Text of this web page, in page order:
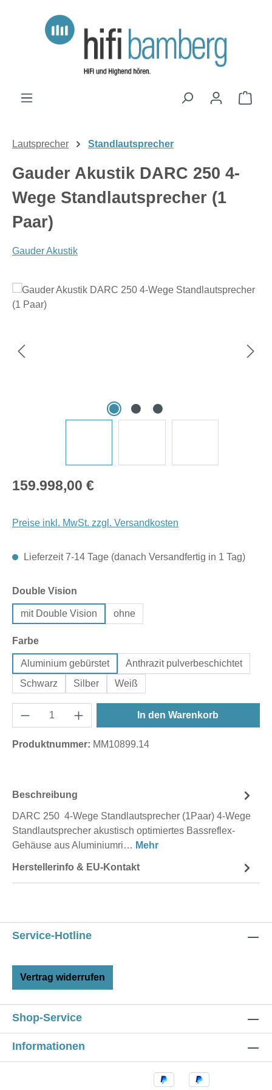
Zum Hauptinhalt springen
Lautsprecher Standlautsprecher
Gauder Akustik DARC 250 4-
Wege Standlautsprecher (1
Paar)
Gauder Akustik
Bildergalerie überspringen
Regulärer Preis:
159.998,00 €
Preise inkl. MwSt. zzgl. Versandkosten
Lieferzeit 7-14 Tage (danach Versandfertig in 1 Tag)
Double Vision
mit Double Vision ohne
Farbeauswählen
Aluminium gebürstet
Anthrazit pulverbeschichtet
Schwarz
Silber Weiß
In den Warenkorb
Produktnummer: MM10899.14
Beschreibung
DARC 250 4-Wege Standlautsprecher (1Paar) 4-Wege
Standlautsprecher akustisch optimiertes Bassreflex-
Gehäuse aus Aluminiumri… Mehr
Herstellerinfo & EU-Kontakt
Service-Hotline
Vertrag widerrufen
Shop-Service
Informationen